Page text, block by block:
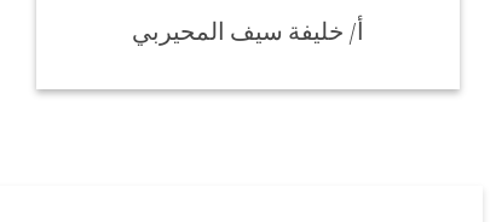
أ/ خليفة سيف المحيربي